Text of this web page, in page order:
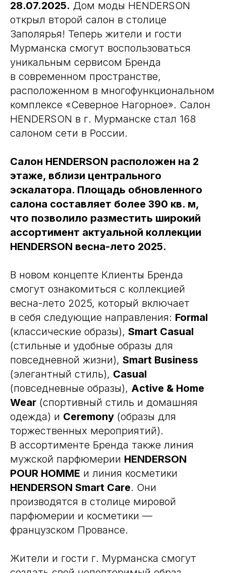
28.07.2025. Дом моды HENDERSON
открыл второй салон в столице
Заполярья! Теперь жители и гости
Мурманска смогут воспользоваться
уникальным сервисом Бренда
в современном пространстве,
расположенном в многофункциональном
комплексе «Северное Нагорное». Салон
HENDERSON в г. Мурманске стал 168
салоном сети в России.
Салон HENDERSON расположен на 2
этаже, вблизи центрального
эскалатора. Площадь обновленного
салона составляет более 390 кв. м,
что позволило разместить широкий
ассортимент актуальной коллекции
HENDERSON весна-лето 2025.
В новом концепте Клиенты Бренда
смогут ознакомиться с коллекцией
весна-лето 2025, который включает
в себя следующие направления: Formal
(классические образы), Smart Casual
(стильные и удобные образы для
повседневной жизни), Smart Business
(элегантный стиль), Casual
(повседневные образы), Active & Home
Wear (спортивный стиль и домашняя
одежда) и Ceremony (образы для
торжественных мероприятий).
В ассортименте Бренда также линия
мужской парфюмерии HENDERSON
POUR HOMME и линия косметики
HENDERSON Smart Care. Они
производятся в столице мировой
парфюмерии и косметики —
французском Провансе.
Жители и гости г. Мурманска смогут